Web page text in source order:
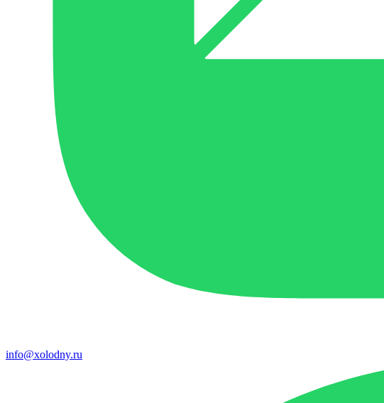
info@xolodny.ru